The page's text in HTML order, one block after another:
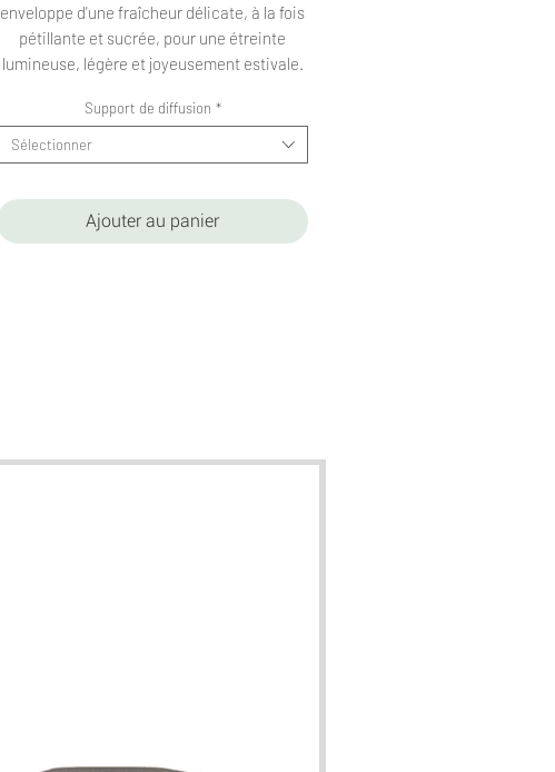
enveloppe d'une fraîcheur délicate, à la fois
pétillante et sucrée, pour une étreinte
lumineuse, légère et joyeusement estivale.
Support de diffusion *
Sélectionner
Ajouter au panier